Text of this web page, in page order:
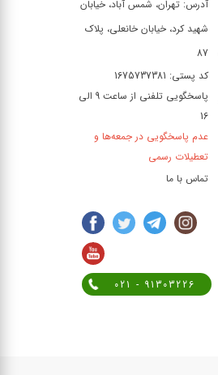
آدرس: تهران، شمس آباد، خیابان
شهید کرد، خیابان خانعلی، پلاک
87
کد پستی: 1675737381
پاسخگویی تلفنی از ساعت 9 الی
16
عدم پاسخگویی در جمعه‌ها و
تعطیلات رسمی
تماس با ما
021 - 91303226